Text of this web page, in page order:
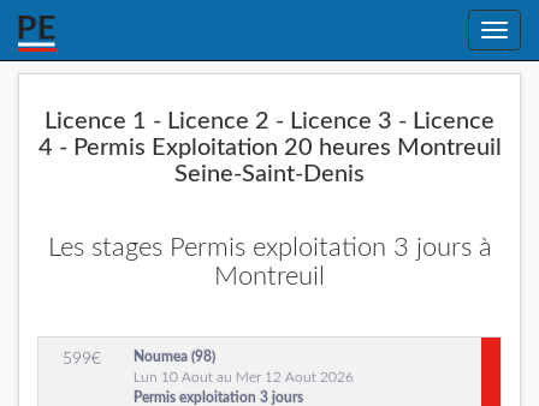
Toggle
Licence 1 - Licence 2 - Licence 3 - Licence
4 - Permis Exploitation 20 heures Montreuil
Seine-Saint-Denis
Les stages Permis exploitation 3 jours à
Montreuil
599€
Noumea (98)
Lun 10 Aout au Mer 12 Aout 2026
Permis exploitation 3 jours